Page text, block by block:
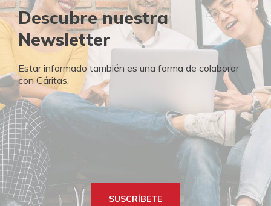
Descubre nuestra
Newsletter
Estar informado también es una forma de colaborar
con Cáritas.
SUSCRÍBETE